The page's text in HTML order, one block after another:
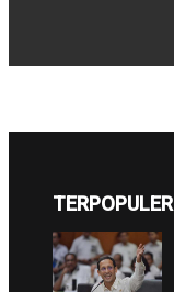
TERPOPULER